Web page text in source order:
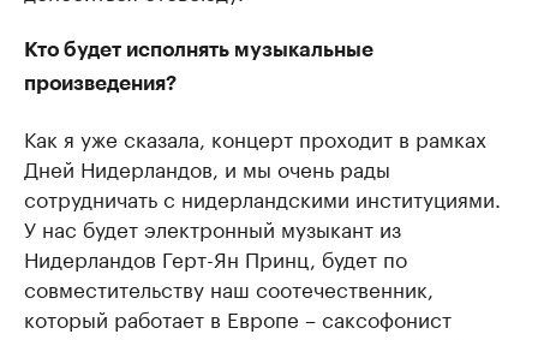
Кто будет исполнять музыкальные
произведения?
Как я уже сказала, концерт проходит в рамках
Дней Нидерландов, и мы очень рады
сотрудничать с нидерландскими институциями.
У нас будет электронный музыкант из
Нидерландов Герт-Ян Принц, будет по
совместительству наш соотечественник,
который работает в Европе – саксофонист